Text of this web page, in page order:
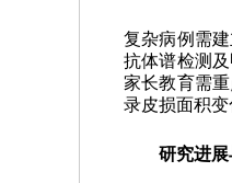
复杂病例需
抗体谱检测
家长教育需
录皮损面积变
研究进